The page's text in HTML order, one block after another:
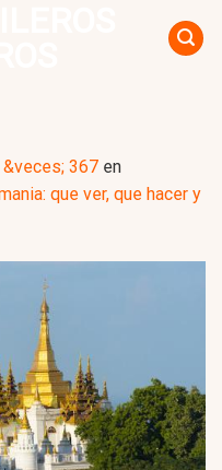
&veces; 367 en
que ver, que hacer y